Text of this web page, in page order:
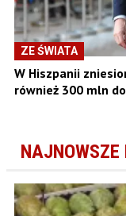
ZE ŚWIATA
W Hiszpanii
również 300 mln
NAJNOWSZE